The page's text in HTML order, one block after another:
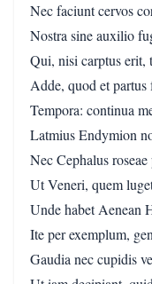
Nec faciunt cervos
Nostra sine auxilio
Qui, nisi carptus erit,
Adde, quod et
Tempora: continua
Latmius Endymion
Nec Cephalus
Ut Veneri, quem
Unde habet Aenean
Ite per exemplum,
Gaudia nec cupidis